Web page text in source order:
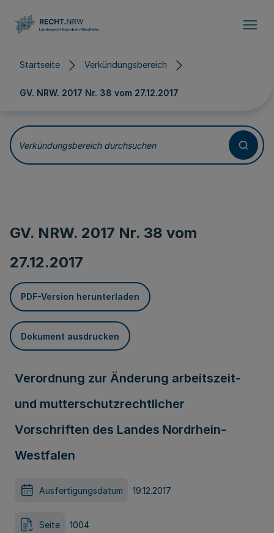
Startseite Verkündungsbereich
GV. NRW. 2017 Nr. 38 vom 27.12.2017
Verkündungsbereich durchsuchen
GV. NRW. 2017 Nr. 38 vom
27.12.2017
PDF-Version herunterladen
Dokument ausdrucken
Verordnung zur Änderung arbeitszeit-
und mutterschutzrechtlicher
Vorschriften des Landes Nordrhein-
Westfalen
Ausfertigungsdatum 19.12.2017
Seite 1004